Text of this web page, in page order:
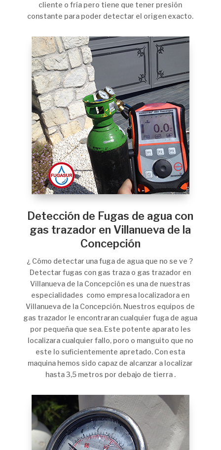
cliente o fría pero tiene que tener presión
constante para poder detectar el origen exacto.
Detección de Fugas de agua con
gas trazador en Villanueva de la
Concepción
¿ Cómo detectar una fuga de agua que no se ve ?
Detectar fugas con gas traza o gas trazador en
Villanueva de la Concepción es una de nuestras
especialidades como empresa localizadora en
Villanueva de la Concepción. Nuestros equipos de
gas trazador le encontraran cualquier fuga de agua
por pequeña que sea. Este potente aparato les
localizara cualquier fallo, poro o manguito que no
este lo suficientemente apretado. Con esta
maquina hemos sido capaz de alcanzar a localizar
hasta 3,5 metros por debajo de tierra .